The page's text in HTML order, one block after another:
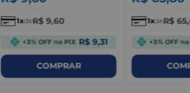
1 deR$ 9,60
+3% OFF no PIX R$ 9,31
COMPRAR
1 deR$ 65,
+3% OFF